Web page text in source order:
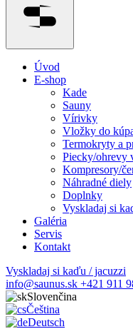
Úvod
E-shop
Kade
Sauny
Vírivky
Vložky do
Termokryty a
Piecky/ohrevy
Kompresory/
Náhradné diely
Doplnky
Vyskladaj si
Galéria
Servis
Kontakt
Vyskladaj si kaďu / jacuzzi
info@saunus.sk +421 911
Slovenčina
Čeština
Deutsch